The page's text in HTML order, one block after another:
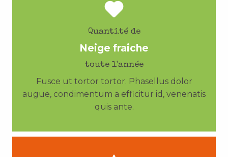
Quantité de
Neige fraiche
toute l'année
Fusce ut tortor tortor. Phasellus dolor
augue, condimentum a efficitur id, venenatis
quis ante.